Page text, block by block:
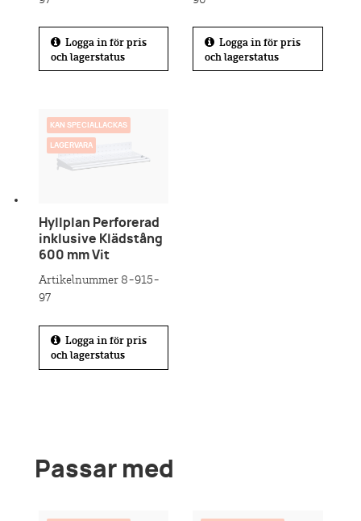
Logga in för pris
och lagerstatus
Logga in för pris
och lagerstatus
KAN SPECIALLACKAS
LAGERVARA
Hyllplan Perforerad
inklusive Klädstång
600 mm Vit
Artikelnummer 8-915-
97
Logga in för pris
och lagerstatus
Passar med